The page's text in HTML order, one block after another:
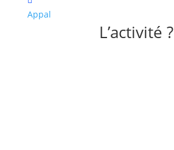
Appal
L’activité ?